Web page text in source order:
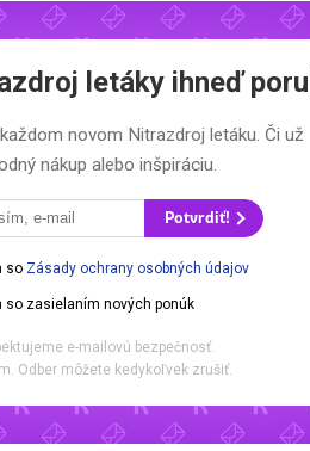
letáky ihneď
novom Nitrazdroj letáku. Či už
nákup alebo inšpiráciu.
Potvrdiť!
so Zásady ochrany osobných údajov
so zasielaním nových ponúk
e-mailovú bezpečnosť.
Odber môžete kedykoľvek zrušiť.